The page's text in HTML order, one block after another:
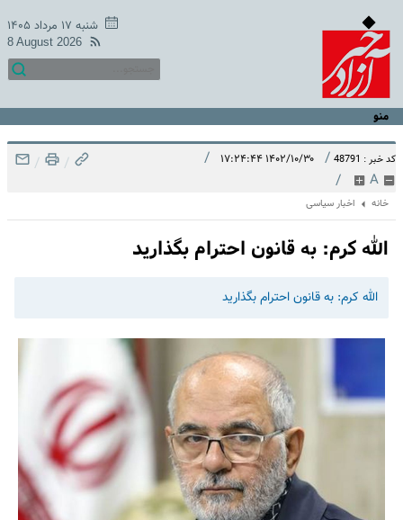
شنبه ۱۷ مرداد ۱۴۰۵
8 August 2026
منو
کد خبر : 48791 / ۱۴۰۲/۱۰/۳۰ ۱۷:۲۴:۴۴ /
A
/
/
/
خانه اخبار سیاسی
الله کرم: به قانون احترام بگذارید
الله کرم: به قانون احترام بگذارید